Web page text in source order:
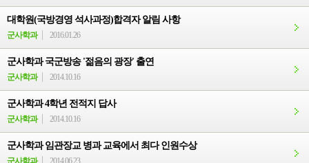
대학원(국방경영 석사과정)합격자 알림 사항
군사학과 2016.01.26
군사학과 국군방송 '젊음의 광장' 출연
군사학과 2014.10.16
군사학과 4학년 전적지 답사
군사학과 2014.10.16
군사학과 임관장교 병과 교육에서 최다 인원수상
군사학과 2014.06.23